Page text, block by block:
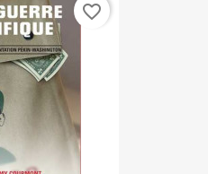
favorite_border